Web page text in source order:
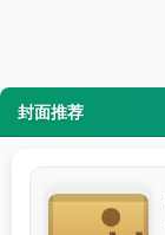
封面推荐